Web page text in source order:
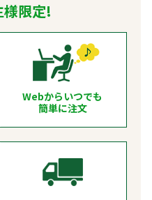
様限定!
Webからいつでも
簡単に注文